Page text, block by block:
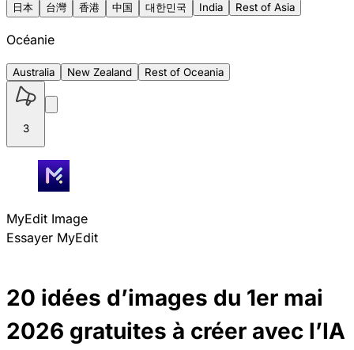
日本 台灣 香港 中国 대한민국 India Rest of Asia
Océanie
Australia New Zealand Rest of Oceania
3
MyEdit Image
Essayer MyEdit
20 idées d’images du 1er mai
2026 gratuites à créer avec l’IA